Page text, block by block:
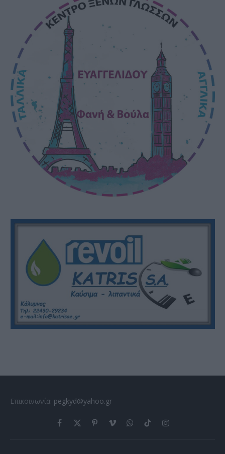
Επικοινωνία: pegkyd@yahoo.gr
Facebook
X
PinterestVimeoWhatsApp
TikTokInstagram